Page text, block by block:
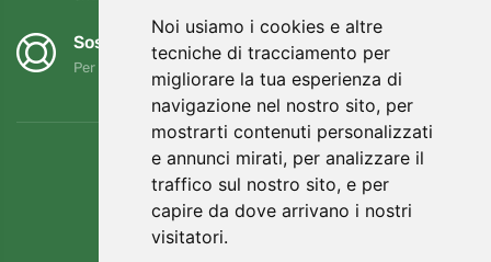
Noi usiamo i cookies e altre
tecniche di tracciamento per
migliorare la tua esperienza di
navigazione nel nostro sito, per
mostrarti contenuti personalizzati
e annunci mirati, per analizzare il
traffico sul nostro sito, e per
capire da dove arrivano i nostri
visitatori.
Sosteniamo Trees.org
Per ogni ordine piantiamo un albero! Leggi di più